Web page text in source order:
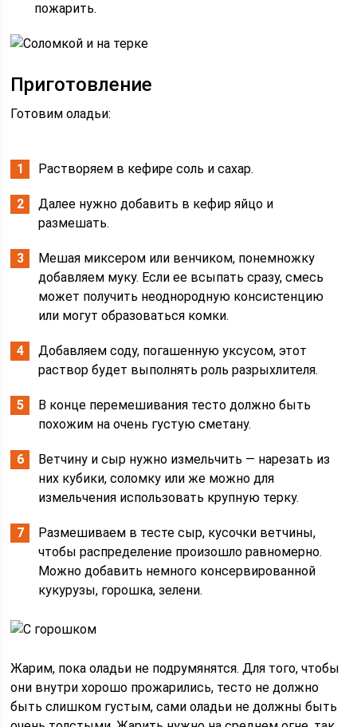
пожарить.
Приготовление
Готовим оладьи:
Растворяем в кефире соль и сахар.
Далее нужно добавить в кефир яйцо и
размешать.
Мешая миксером или венчиком, понемножку
добавляем муку. Если ее всыпать сразу, смесь
может получить неоднородную консистенцию
или могут образоваться комки.
Добавляем соду, погашенную уксусом, этот
раствор будет выполнять роль разрыхлителя.
В конце перемешивания тесто должно быть
похожим на очень густую сметану.
Ветчину и сыр нужно измельчить — нарезать из
них кубики, соломку или же можно для
измельчения использовать крупную терку.
Размешиваем в тесте сыр, кусочки ветчины,
чтобы распределение произошло равномерно.
Можно добавить немного консервированной
кукурузы, горошка, зелени.
Жарим, пока оладьи не подрумянятся. Для того, чтобы
они внутри хорошо прожарились, тесто не должно
быть слишком густым, сами оладьи не должны быть